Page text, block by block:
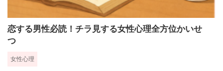
恋する男性必読！チラ見する女性心理全方位かいせ
つ
女性心理